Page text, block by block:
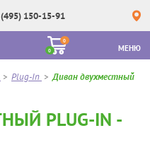
150-15-91
0
0
МЕНЮ
> Plug-In >Диван двухместный
PLUG-IN -